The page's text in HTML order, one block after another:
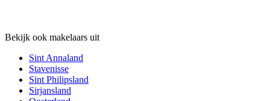
Bekijk ook makelaars uit
Sint Annaland
Stavenisse
Sint Philipsland
Sirjansland